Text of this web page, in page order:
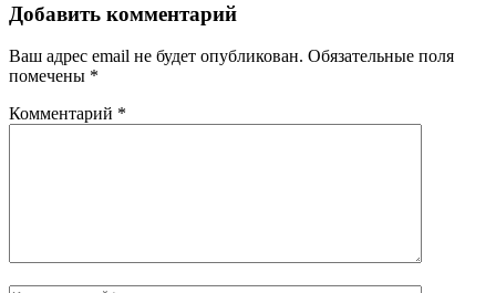
Добавить комментарий
Ваш адрес email не будет опубликован. Обязательные поля
помечены *
Комментарий *